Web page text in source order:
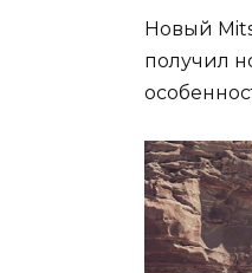
Новый
получил